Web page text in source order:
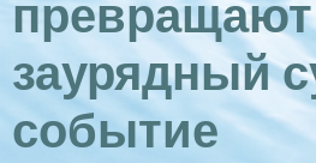
превращают
заурядный
событие